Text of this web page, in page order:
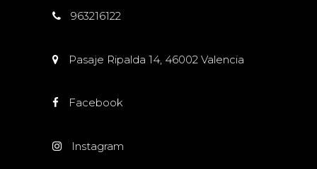
963216122
Pasaje Ripalda 14, 46002 Valencia
Facebook
Instagram